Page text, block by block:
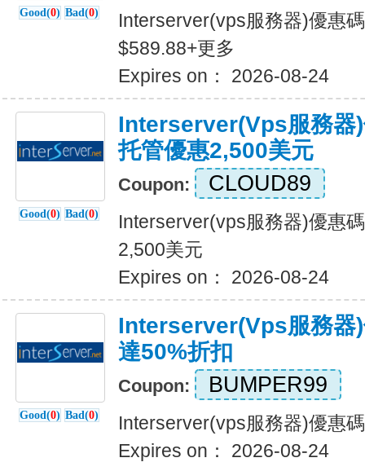
Good(0) Bad(0)
Interserver(vps服務器)優惠
$589.88+更多
Expires on： 2026-08-24
Good(0) Bad(0)
Interserver(vps服務器
托管優惠2,500美元
Coupon: CLOUD89
Interserver(vps服務器)優惠
2,500美元
Expires on： 2026-08-24
Good(0) Bad(0)
Interserver(vps服務器
達50%折扣
Coupon: BUMPER99
Interserver(vps服務器)優惠
Expires on： 2026-08-24